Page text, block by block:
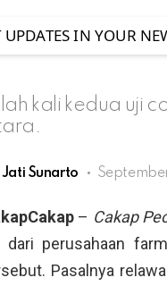
UPDATES IN YOUR
kali kedua uji
Jati Sunarto
– Cakap
dari perusahaan
Pasalnya